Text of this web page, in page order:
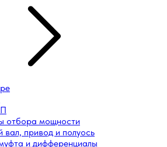
отбора мощности
вал, привод и полуось
и дифференциалы